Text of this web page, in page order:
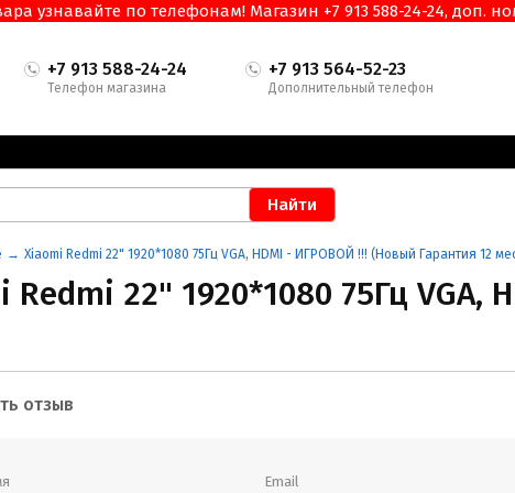
узнавайте по телефонам! Магазин +7 913 588-24-24, доп.
+7 913 588-24-24
Телефон магазина
+7 913 564-52-23
Дополнительный телефон
Xiaomi Redmi 22" 1920*1080 75Гц VGA, HDMI - ИГРОВОЙ !!! (Новый Гарантия 12
Redmi 22" 1920*1080 75Гц
(Новый Гарантия 12 мес.)
отзыв
Email